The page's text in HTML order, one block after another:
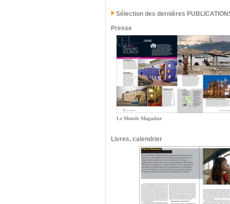
Sélection des dernières
Presse
Le Monde Magazine
Livres, calendrier